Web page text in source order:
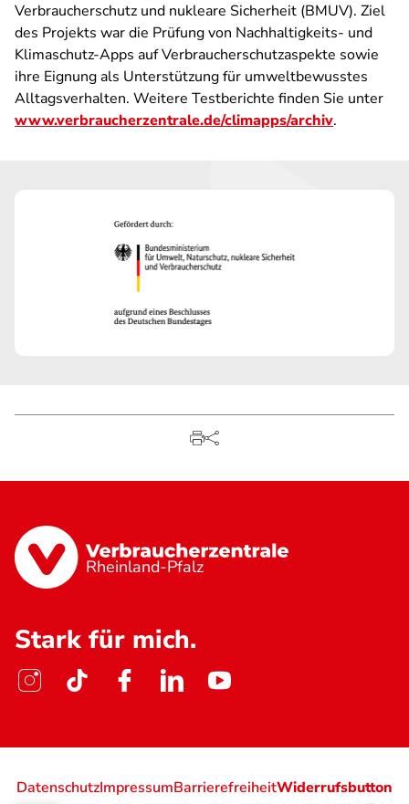
Verbraucherschutz und nukleare Sicherheit (BMUV). Ziel
des Projekts war die Prüfung von Nachhaltigkeits- und
Klimaschutz-Apps auf Verbraucherschutzaspekte sowie
ihre Eignung als Unterstützung für umweltbewusstes
Alltagsverhalten. Weitere Testberichte finden Sie unter
www.verbraucherzentrale.de/climapps/archiv.
Rheinland-Pfalz
Stark für mich.
DatenschutzImpressumBarrierefreiheitWiderrufsbutton